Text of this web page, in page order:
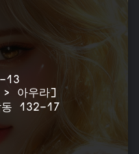
13
아우라]
동 132-17